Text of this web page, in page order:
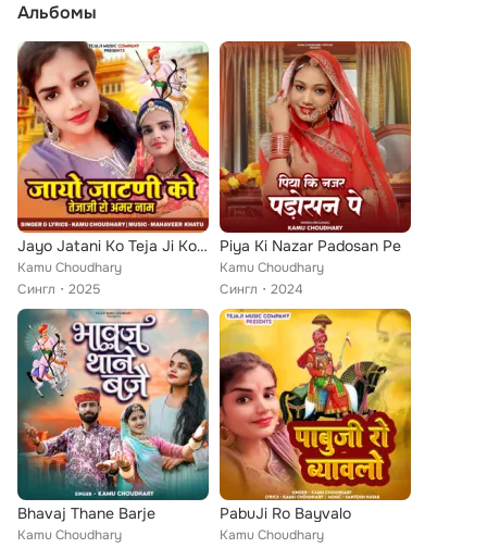
Альбомы
Jayo Jatani Ko Teja Ji Ko Amar Naam
Kamu Choudhary
Сингл
2025
Piya Ki Nazar Padosan Pe
Kamu Choudhary
Сингл
2024
Bhavaj Thane Barje
Kamu Choudhary
PabuJi Ro Bayvalo
Kamu Choudhary